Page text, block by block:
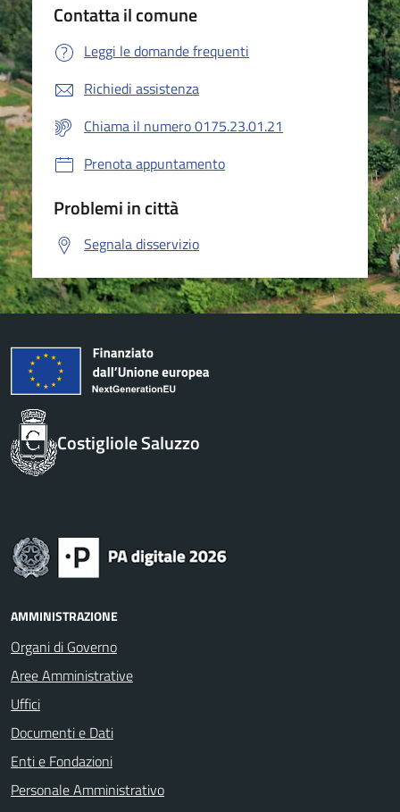
Contatta il comune
Leggi le domande frequenti
Richiedi assistenza
Chiama il numero 0175.23.01.21
Prenota appuntamento
Problemi in città
Segnala disservizio
Costigliole Saluzzo
AMMINISTRAZIONE
Organi di Governo
Aree Amministrative
Uffici
Documenti e Dati
Enti e Fondazioni
Personale Amministrativo